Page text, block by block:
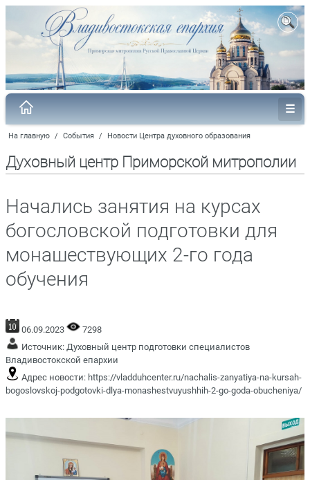
На главную / События / Новости Центра духовного образования
Духовный центр Приморской митрополии
Начались занятия на курсах
богословской подготовки для
монашествующих 2-го года
обучения
06.09.2023
7298
Источник: Духовный центр подготовки специалистов
Владивостокской епархии
Адрес новости: https://vladduhcenter.ru/nachalis-zanyatiya-na-kursah-
bogoslovskoj-podgotovki-dlya-monashestvuyushhih-2-go-goda-obucheniya/